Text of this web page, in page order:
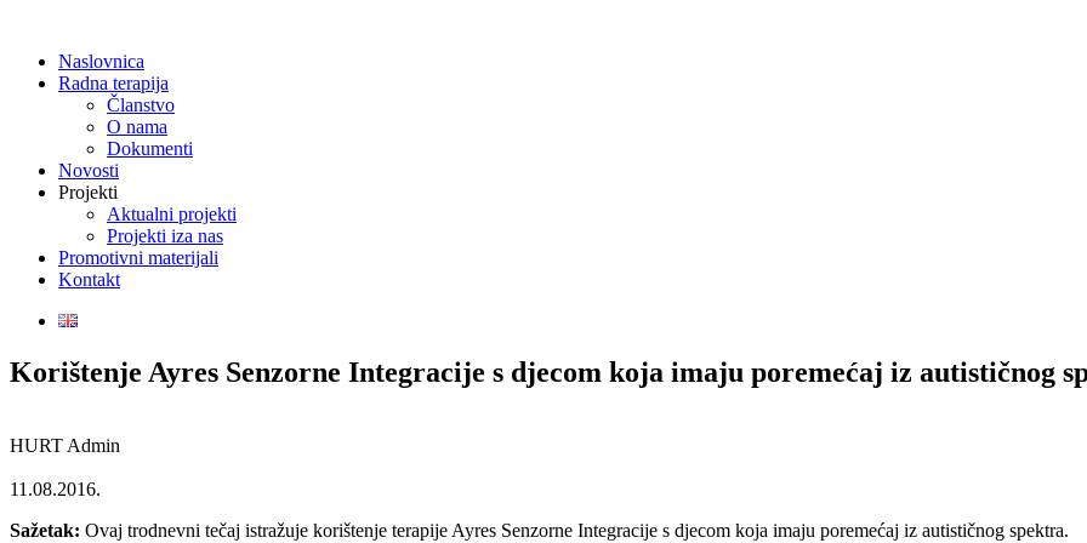
Naslovnica
Radna terapija
Članstvo
O nama
Dokumenti
Novosti
Projekti
Aktualni projekti
Projekti iza nas
Promotivni materijali
Kontakt
Korištenje Ayres Senzorne Integracije s djecom koja imaju poremećaj iz autističnog
HURT Admin
11.08.2016.
Sažetak: Ovaj trodnevni tečaj istražuje korištenje terapije Ayres Senzorne Integracije s djecom koja imaju poremećaj iz autističnog spektra.